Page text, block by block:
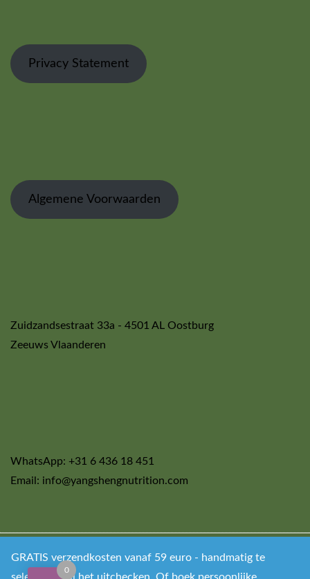
GRATIS verzendkosten vanaf 59 euro - handmatig te
Privacy Statement
Algemene Voorwaarden
Zuidzandsestraat 33a - 4501 AL Oostburg
Zeeuws Vlaanderen
WhatsApp: +31 6 436 18 451
Email: info@yangshengnutrition.com
Copyright © 2021 Let food be thy medicine All Right
0